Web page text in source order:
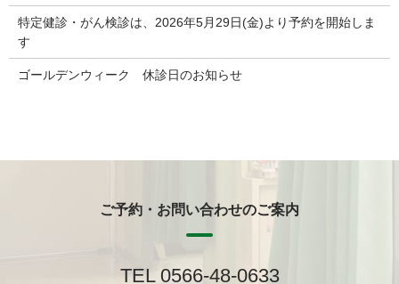
特定健診・がん検診は、2026年5月29日(金)より予約を開始しま
す
ゴールデンウィーク 休診日のお知らせ
ご予約・お問い合わせのご案内
TEL 0566-48-0633